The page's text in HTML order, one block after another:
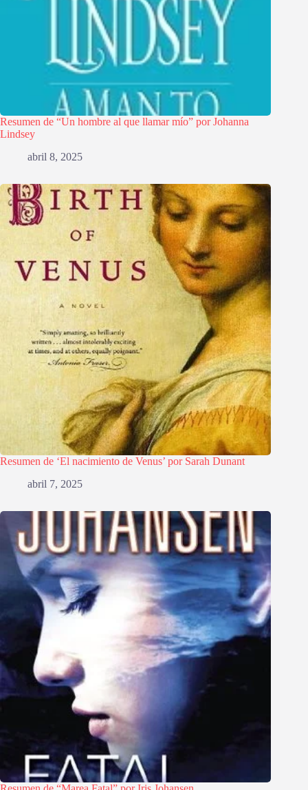
Resumen de “Un hombre al que llamar mío” por Johanna
Lindsey
abril 8, 2025
Resumen de ‘El nacimiento de Venus’ por Sarah Dunant
abril 7, 2025